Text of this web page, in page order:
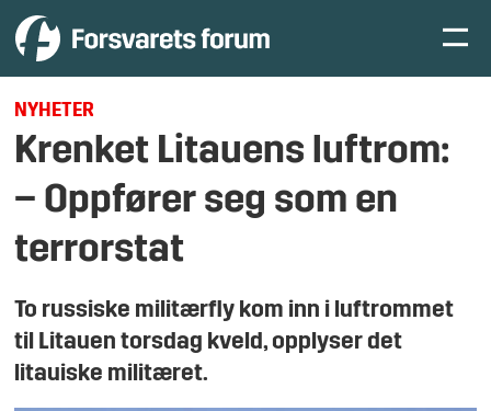
NYHETER
Krenket Litauens luftrom:
– Oppfører seg som en
terrorstat
To russiske militærfly kom inn i luftrommet
til Litauen torsdag kveld, opplyser det
litauiske militæret.